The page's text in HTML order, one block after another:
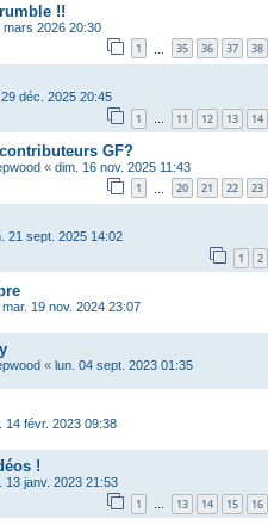
!!
mars 2026 20:30
1 35 36 37 38
déc. 2025 20:45
1 … 11 12 13 14
GF?
« dim. 16 nov. 2025 11:43
1 20 21 22 23
21 sept. 2025 14:02
1 2
mar. 19 nov. 2024 23:07
« lun. 04 sept. 2023 01:35
14 févr. 2023 09:38
!
13 janv. 2023 21:53
1 … 13 14 15 16